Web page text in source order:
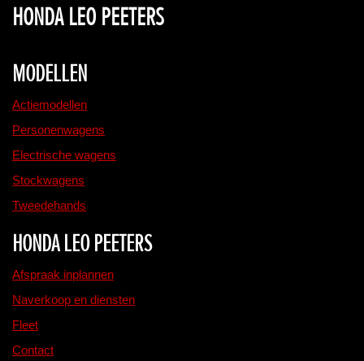
HONDA LEO PEETERS
MODELLEN
Actiemodellen
Personenwagens
Electrische wagens
Stockwagens
Tweedehands
HONDA LEO PEETERS
Afspraak inplannen
Naverkoop en diensten
Fleet
Contact